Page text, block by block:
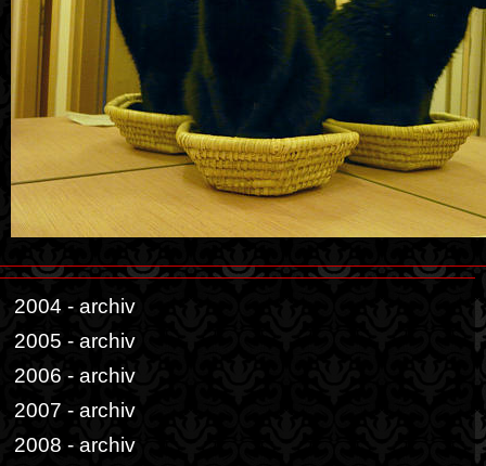
2004 - archiv
2005 - archiv
2006 - archiv
2007 - archiv
2008 - archiv